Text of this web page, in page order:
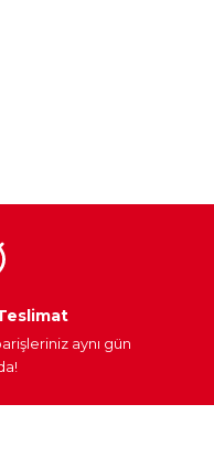
aynı gün